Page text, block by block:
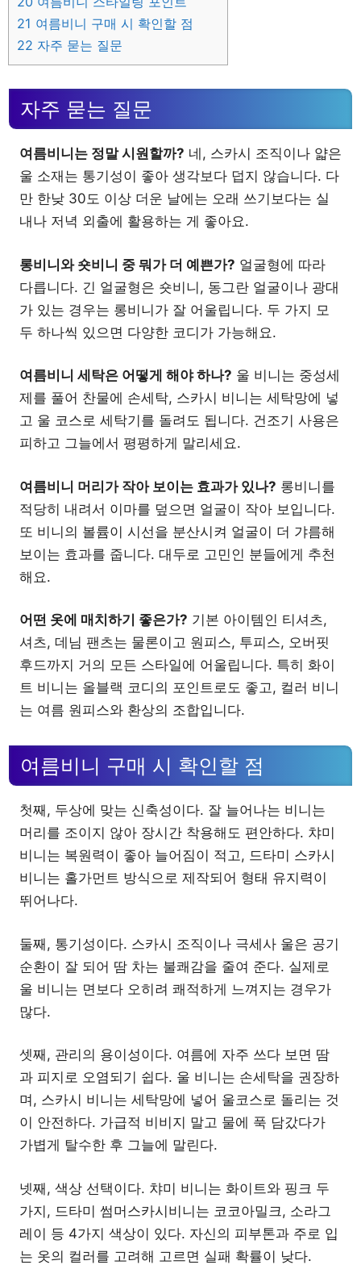
21 여름비니 구매 시 확인할 점
22 자주 묻는 질문
자주 묻는 질문
여름비니는 정말 시원할까? 네, 스카시 조직이나 얇은
울 소재는 통기성이 좋아 생각보다 덥지 않습니다. 다
만 한낮 30도 이상 더운 날에는 오래 쓰기보다는 실
내나 저녁 외출에 활용하는 게 좋아요.
롱비니와 숏비니 중 뭐가 더 예쁜가? 얼굴형에 따라
다릅니다. 긴 얼굴형은 숏비니, 동그란 얼굴이나 광대
가 있는 경우는 롱비니가 잘 어울립니다. 두 가지 모
두 하나씩 있으면 다양한 코디가 가능해요.
여름비니 세탁은 어떻게 해야 하나? 울 비니는 중성세
제를 풀어 찬물에 손세탁, 스카시 비니는 세탁망에 넣
고 울 코스로 세탁기를 돌려도 됩니다. 건조기 사용은
피하고 그늘에서 평평하게 말리세요.
여름비니 머리가 작아 보이는 효과가 있나? 롱비니를
적당히 내려서 이마를 덮으면 얼굴이 작아 보입니다.
또 비니의 볼륨이 시선을 분산시켜 얼굴이 더 갸름해
보이는 효과를 줍니다. 대두로 고민인 분들에게 추천
해요.
어떤 옷에 매치하기 좋은가? 기본 아이템인 티셔츠,
셔츠, 데님 팬츠는 물론이고 원피스, 투피스, 오버핏
후드까지 거의 모든 스타일에 어울립니다. 특히 화이
트 비니는 올블랙 코디의 포인트로도 좋고, 컬러 비니
는 여름 원피스와 환상의 조합입니다.
여름비니 구매 시 확인할 점
첫째, 두상에 맞는 신축성이다. 잘 늘어나는 비니는
머리를 조이지 않아 장시간 착용해도 편안하다. 챠미
비니는 복원력이 좋아 늘어짐이 적고, 드타미 스카시
비니는 홀가먼트 방식으로 제작되어 형태 유지력이
뛰어나다.
둘째, 통기성이다. 스카시 조직이나 극세사 울은 공기
순환이 잘 되어 땀 차는 불쾌감을 줄여 준다. 실제로
울 비니는 면보다 오히려 쾌적하게 느껴지는 경우가
많다.
셋째, 관리의 용이성이다. 여름에 자주 쓰다 보면 땀
과 피지로 오염되기 쉽다. 울 비니는 손세탁을 권장하
며, 스카시 비니는 세탁망에 넣어 울코스로 돌리는 것
이 안전하다. 가급적 비비지 말고 물에 푹 담갔다가
가볍게 탈수한 후 그늘에 말린다.
넷째, 색상 선택이다. 챠미 비니는 화이트와 핑크 두
가지, 드타미 썸머스카시비니는 코코아밀크, 소라그
레이 등 4가지 색상이 있다. 자신의 피부톤과 주로 입
는 옷의 컬러를 고려해 고르면 실패 확률이 낮다.